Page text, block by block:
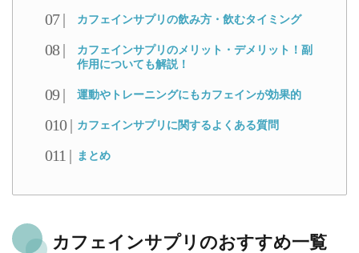
カフェインサプリの飲み方・飲むタイミング
カフェインサプリのメリット・デメリット！副
作用についても解説！
運動やトレーニングにもカフェインが効果的
カフェインサプリに関するよくある質問
まとめ
カフェインサプリのおすすめ一覧